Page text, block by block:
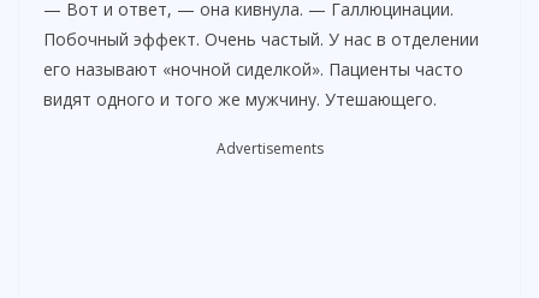
— Вот и ответ, — она кивнула. — Галлюцинации.
Побочный эффект. Очень частый. У нас в отделении
его называют «ночной сиделкой». Пациенты часто
видят одного и того же мужчину. Утешающего.
Advertisements